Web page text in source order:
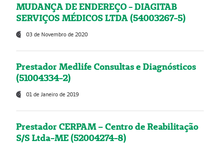
MUDANÇA DE ENDEREÇO - DIAGITAB
SERVIÇOS MÉDICOS LTDA (54003267-5)
03 de Novembro de 2020
Prestador Medlife Consultas e Diagnósticos
(51004334-2)
01 de Janeiro de 2019
Prestador CERPAM – Centro de Reabilitação
S/S Ltda-ME (52004274-8)